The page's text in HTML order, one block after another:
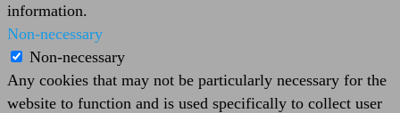
information.
Non-necessary
Non-necessary
Any cookies that may not be particularly necessary for the
website to function and is used specifically to collect user